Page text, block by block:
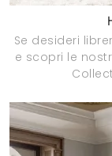
Se desideri
e scopri le